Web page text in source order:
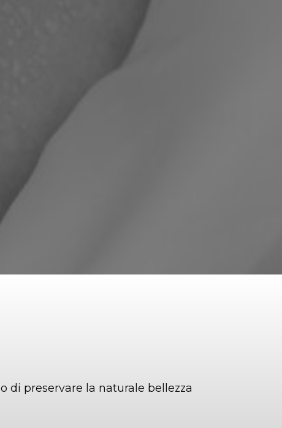
di preservare la naturale bellezza